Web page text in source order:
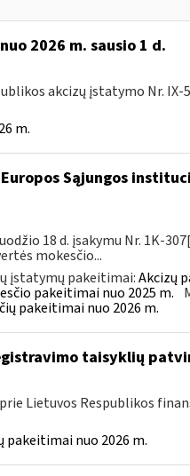
2026 m. sausio 1 d.
akcizų įstatymo Nr. IX-
m.
Sąjungos
18 d. įsakymu Nr. 1K-
mokesčio...
įstatymų pakeitimai:Akcizų
pakeitimai nuo 2025 m.
pakeitimai nuo 2026 m.
taisyklių
Lietuvos Respublikos
pakeitimai nuo 2026 m.